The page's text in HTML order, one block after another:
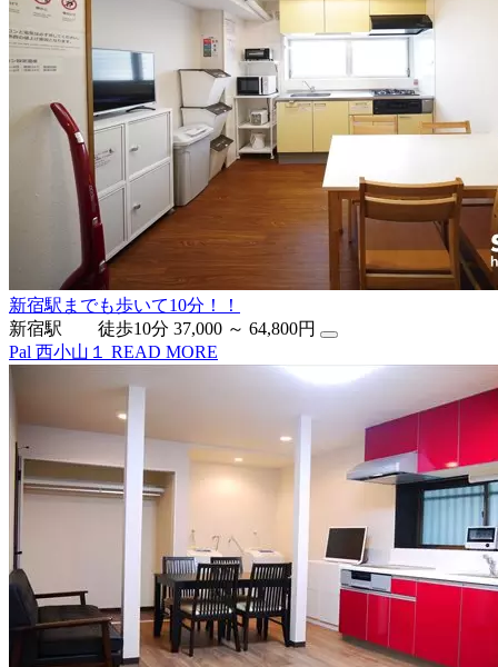
新宿駅までも歩いて10分！！
新宿駅 徒歩10分 37,000 ～ 64,800円
Pal 西小山１
READ MORE